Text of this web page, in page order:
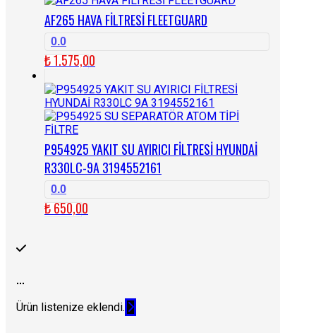
AF265 HAVA FİLTRESİ FLEETGUARD
0.0
₺1.575,00
P954925 YAKIT SU AYIRICI FİLTRESİ HYUNDAİ
R330LC-9A 3194552161
0.0
₺650,00
...
Ürün listenize eklendi.